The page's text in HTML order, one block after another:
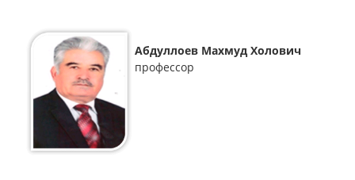
Абдуллоев Махмуд Холович
профессор